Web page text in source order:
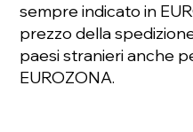
sempre indicato in
prezzo della
paesi stranieri anche
EUROZONA.